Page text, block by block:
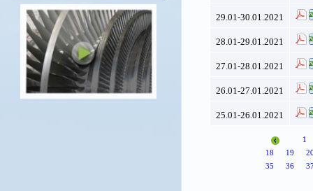
29.01-30.01.2021
28.01-29.01.2021
27.01-28.01.2021
26.01-27.01.2021
25.01-26.01.2021
1
18
19
35
36